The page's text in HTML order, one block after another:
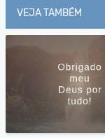
VEJA TAMBÉM